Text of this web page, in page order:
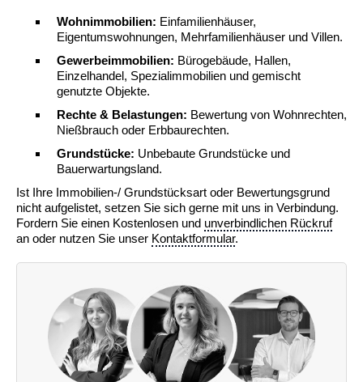
Wohnimmobilien: Einfamilienhäuser,
Eigentumswohnungen, Mehrfamilienhäuser und Villen.
Gewerbeimmobilien: Bürogebäude, Hallen,
Einzelhandel, Spezialimmobilien und gemischt
genutzte Objekte.
Rechte & Belastungen: Bewertung von Wohnrechten,
Nießbrauch oder Erbbaurechten.
Grundstücke: Unbebaute Grundstücke und
Bauerwartungsland.
Ist Ihre Immobilien-/ Grundstücksart oder Bewertungsgrund
nicht aufgelistet, setzen Sie sich gerne mit uns in Verbindung.
Fordern Sie einen Kostenlosen und unverbindlichen Rückruf
an oder nutzen Sie unser Kontaktformular.